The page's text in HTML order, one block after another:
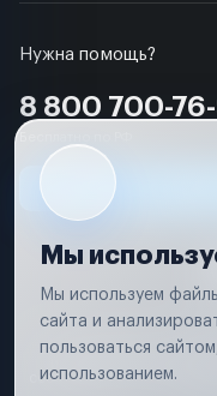
Нужна помощь?
8 800 700-
Вся информация,
соответствии с
Мы
Мы используем
сайта и
пользоваться
использованием.